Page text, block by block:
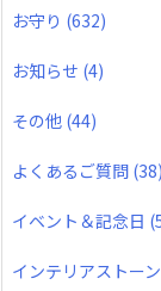
お守り (632)
お知らせ (4)
その他 (44)
よくあるご質問 (38)
イベント＆記念日
インテリアストーン